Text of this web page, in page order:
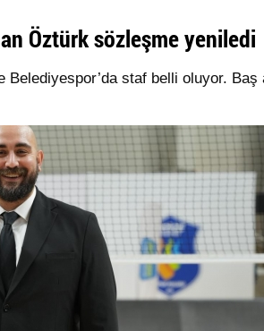
Öztürk sözleşme yeniledi
staf belli oluyor.